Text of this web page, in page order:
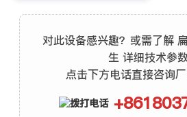
对此设备感兴趣？或需了解
生 详细技术参数
点击下方电话直接咨询厂